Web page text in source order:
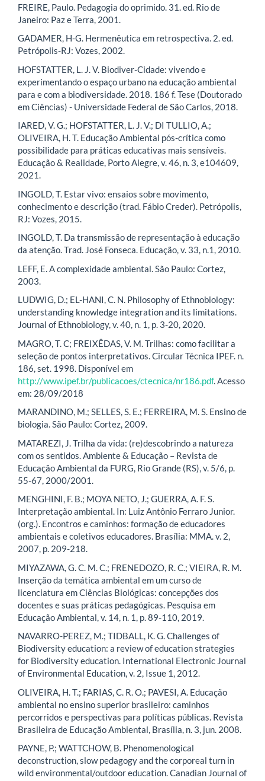
FREIRE, Paulo. Pedagogia do oprimido. 31. ed. Rio de
Janeiro: Paz e Terra, 2001.
GADAMER, H-G. Hermenêutica em retrospectiva. 2. ed.
Petrópolis-RJ: Vozes, 2002.
HOFSTATTER, L. J. V. Biodiver-Cidade: vivendo e
experimentando o espaço urbano na educação ambiental
para e com a biodiversidade. 2018. 186 f. Tese (Doutorado
em Ciências) - Universidade Federal de São Carlos, 2018.
IARED, V. G.; HOFSTATTER, L. J. V.; DI TULLIO, A.;
OLIVEIRA, H. T. Educação Ambiental pós-crítica como
possibilidade para práticas educativas mais sensíveis.
Educação & Realidade, Porto Alegre, v. 46, n. 3, e104609,
2021.
INGOLD, T. Estar vivo: ensaios sobre movimento,
conhecimento e descrição (trad. Fábio Creder). Petrópolis,
RJ: Vozes, 2015.
INGOLD, T. Da transmissão de representação à educação
da atenção. Trad. José Fonseca. Educação, v. 33, n.1, 2010.
LEFF, E. A complexidade ambiental. São Paulo: Cortez,
2003.
LUDWIG, D.; EL-HANI, C. N. Philosophy of Ethnobiology:
understanding knowledge integration and its limitations.
Journal of Ethnobiology, v. 40, n. 1, p. 3-20, 2020.
MAGRO, T. C; FREIXÊDAS, V. M. Trilhas: como facilitar a
seleção de pontos interpretativos. Circular Técnica IPEF. n.
186, set. 1998. Disponível em
http://www.ipef.br/publicacoes/ctecnica/nr186.pdf. Acesso
em: 28/09/2018
MARANDINO, M.; SELLES, S. E.; FERREIRA, M. S. Ensino de
biologia. São Paulo: Cortez, 2009.
MATAREZI, J. Trilha da vida: (re)descobrindo a natureza
com os sentidos. Ambiente & Educação – Revista de
Educação Ambiental da FURG, Rio Grande (RS), v. 5/6, p.
55-67, 2000/2001.
MENGHINI, F. B.; MOYA NETO, J.; GUERRA, A. F. S.
Interpretação ambiental. In: Luiz Antônio Ferraro Junior.
(org.). Encontros e caminhos: formação de educadores
ambientais e coletivos educadores. Brasília: MMA. v. 2,
2007, p. 209-218.
MIYAZAWA, G. C. M. C.; FRENEDOZO, R. C.; VIEIRA, R. M.
Inserção da temática ambiental em um curso de
licenciatura em Ciências Biológicas: concepções dos
docentes e suas práticas pedagógicas. Pesquisa em
Educação Ambiental, v. 14, n. 1, p. 89-110, 2019.
NAVARRO-PEREZ, M.; TIDBALL, K. G. Challenges of
Biodiversity education: a review of education strategies
for Biodiversity education. International Electronic Journal
of Environmental Education, v. 2, Issue 1, 2012.
OLIVEIRA, H. T.; FARIAS, C. R. O.; PAVESI, A. Educação
ambiental no ensino superior brasileiro: caminhos
percorridos e perspectivas para políticas públicas. Revista
Brasileira de Educação Ambiental, Brasília, n. 3, jun. 2008.
PAYNE, P.; WATTCHOW, B. Phenomenological
deconstruction, slow pedagogy and the corporeal turn in
wild environmental/outdoor education. Canadian Journal of